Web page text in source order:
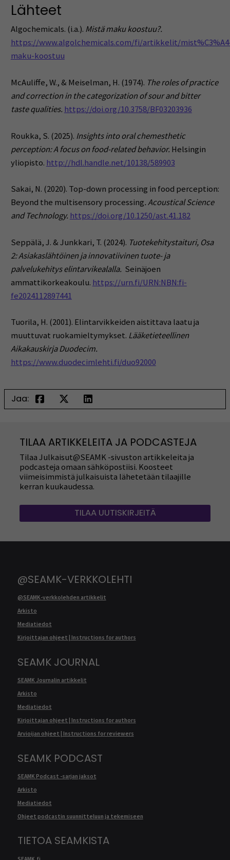
Lähteet
Algochemicals. (i.a.). Mistä maku koostuu?.
https://www.algolchemicals.com/fi/artikkelit/
maku-koostuu
McAuliffe, W., & Meiselman, H. (1974). The roles of practice
and correction in the categorization of sour and bitter
taste qualities. https://doi.org/10.3758/BF03203936
Roukka, S. (2025). Insights into oral chemesthetic
perception: A focus on food-related behavior. Helsingin
yliopisto. http://hdl.handle.net/10138/589903
Sakai, N. (2020). Top-down processing in food perception:
Beyond the multisensory processing.Acoustical Science
and Technology. https://doi.org/10.1250/ast.41.182
Seppälä, J. & Junkkari, T. (2024). Tuotekehitystaituri, Osa
2: Asiakaslähtöinen ja innovatiivinen tuote- ja
palvelukehitys elintarvikealalla. Seinäjoen
ammattikorkeakoulu. https://urn.fi/URN:NBN:fi-
fe2024112897441
Tuorila, H. (2001). Elintarvikkeiden aistittava laatu ja
muuttuvat ruokamieltymykset. Lääketieteellinen
Aikakauskirja Duodecim.
https://www.duodecimlehti.fi/duo92000
Jaa:
TILAA ARTIKKELEITA JA PODCASTEJA
Tilaa Julkaisut@SEAMK -sivuston artikkeleita ja
podcasteja omaan sähköpostiisi. Koosteet
viimeisimmistä julkaisuista lähetetään tilaajille
kerran kuukaudessa.
TILAA UUTISKIRJEITÄ
@SEAMK-VERKKOLEHTI
@SEAMK-verkkolehden artikkelit
Arkisto
Mediatiedot
Kirjoittajan ohjeet | Instructions for authors
SEAMK JOURNAL
SEAMK Journalin artikkelit
Arkisto
Mediatiedot
Kirjoittajan ohjeet | Instructions for authors
Arvioijan ohjeet | Instructions for reviewers
SEAMK PODCAST
SEAMK Podcast -sarjan jaksot
Arkisto
Mediatiedot
Ohjeet podcastin suunnitteluun ja tekemiseen
TIETOA SEAMKISTA